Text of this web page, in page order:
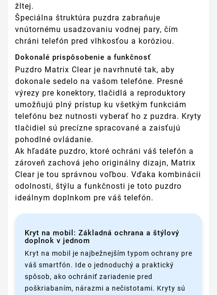
žltej.
Špeciálna štruktúra puzdra zabraňuje
vnútornému usadzovaniu vodnej pary, čím
chráni telefón pred vlhkosťou a koróziou.
Dokonalé prispôsobenie a funkčnosť
Puzdro Matrix Clear je navrhnuté tak, aby
dokonale sedelo na vašom telefóne. Presné
výrezy pre konektory, tlačidlá a reproduktory
umožňujú plný prístup ku všetkým funkciám
telefónu bez nutnosti vyberať ho z puzdra. Kryty
tlačidiel sú precízne spracované a zaisťujú
pohodlné ovládanie.
Ak hľadáte puzdro, ktoré ochráni váš telefón a
zároveň zachová jeho originálny dizajn, Matrix
Clear je tou správnou voľbou. Vďaka kombinácii
odolnosti, štýlu a funkčnosti je toto puzdro
ideálnym doplnkom pre váš telefón.
Kryt na mobil: Základná ochrana a štýlový
doplnok v jednom
Kryt na mobil je najbežnejším typom ochrany pre
váš smartfón. Ide o jednoduchý a praktický
spôsob, ako ochrániť zariadenie pred
poškriabaním, nárazmi a nečistotami. Kryty sú